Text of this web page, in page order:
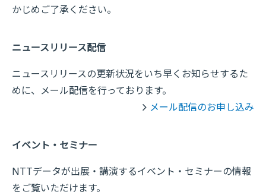
かじめご了承ください。
ニュースリリース配信
ニュースリリースの更新状況をいち早くお知らせするた
めに、メール配信を行っております。
メール配信のお申し込み
イベント・セミナー
NTTデータが出展・講演するイベント・セミナーの情報
をご覧いただけます。